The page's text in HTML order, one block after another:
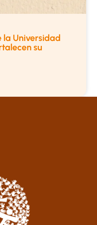
la Universidad
su